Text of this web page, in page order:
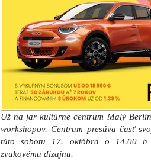
Už na jar kultúrne centrum Malý
workshopov. Centrum presúva časť
túto sobotu 17. októbra o 14.00 h
zvukovému dizajnu.